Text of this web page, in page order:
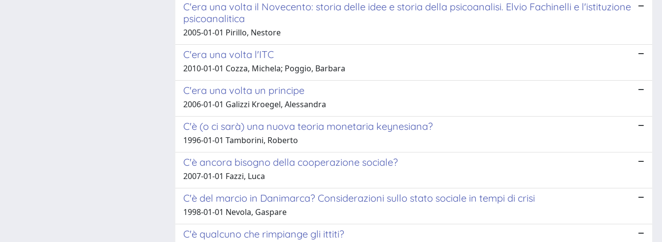
C'era una volta il Novecento: storia delle idee e storia della psicoanalisi. Elvio Fachinelli e l'istituzione
psicoanalitica
2005-01-01 Pirillo, Nestore
C'era una volta l'ITC
2010-01-01 Cozza, Michela; Poggio, Barbara
C'era una volta un principe
2006-01-01 Galizzi Kroegel, Alessandra
C'è (o ci sarà) una nuova teoria monetaria keynesiana?
1996-01-01 Tamborini, Roberto
C'è ancora bisogno della cooperazione sociale?
2007-01-01 Fazzi, Luca
C'è del marcio in Danimarca? Considerazioni sullo stato sociale in tempi di crisi
1998-01-01 Nevola, Gaspare
C'è qualcuno che rimpiange gli ittiti?